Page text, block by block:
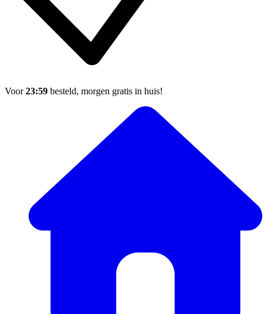
Voor23:59 besteld, morgen gratis in huis!